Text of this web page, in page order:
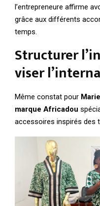
l’entrepreneure affirme
grâce aux différents
temps.
Structurer
viser
Même constat pour
marque Africadou
accessoires inspirés des